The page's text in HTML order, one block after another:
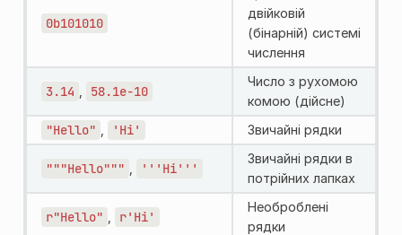
0b101010
двійковій
(бінарній) системі
числення
3.14 58.1e-10
Число з рухомою
комою (дійсне)
"Hello" 'Hi' Звичайні рядки
"""Hello""" '''Hi'''
Звичайні рядки в
потрійних лапках
r"Hello" r'Hi'
Необроблені
рядки